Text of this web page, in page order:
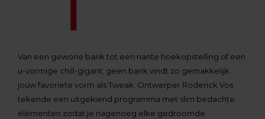
Van een gewone bank tot een riante hoekopstelling of een
u-vormige chill-gigant; geen bank vindt zo gemakkelijk
jouw favoriete vorm als Tweak. Ontwerper Roderick Vos
tekende een uitgekiend programma met slim bedachte
elementen zodat je nagenoeg elke gedroomde